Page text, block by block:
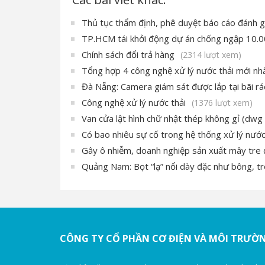
Thủ tục thẩm định, phê duyệt báo cáo đánh
TP.HCM tái khởi động dự án chống ngập
Chính sách đổi trả hàng (2314 lượt xem)
Tổng hợp 4 công nghệ xử lý nước thải mới
Đà Nẵng: Camera giám sát được lắp tại bãi
Công nghệ xử lý nước thải
(1376 lượt xem)
Van cửa lật hình chữ nhật thép không gỉ
Có bao nhiêu sự cố trong hệ thống xử lý
Gây ô nhiễm, doanh nghiệp sản xuất mây tre
Quảng Nam: Bọt “lạ” nổi dày đặc như bông,
CÔNG TY CỔ PHẦN CƠ ĐIỆN VÀ MÔI